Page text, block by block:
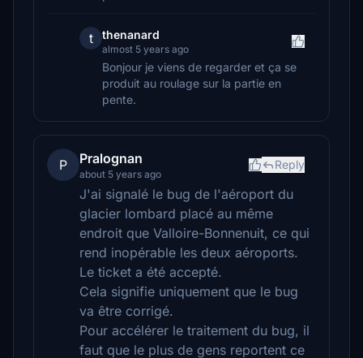
t thenanard
almost 5 years ago
Bonjour je viens de regarder et ça se
produit au roulage sur la partie en
pente.
P Pralognan
about 5 years ago
Reply
J'ai signalé le bug de l'aéroport du
glacier lombard placé au même
endroit que Valloire-Bonnenuit, ce qui
rend inopérable les deux aéroports.
Le ticket a été accepté.
Cela signifie uniquement que le bug
va être corrigé.
Pour accélérer le traitement du bug, il
faut que le plus de gens reportent ce